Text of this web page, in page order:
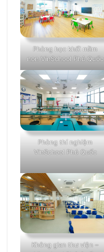
Phòng học khối mầm
non VinSchool Phú Quốc
Phòng thí nghiệm
VinSchool Phú Quốc
Không gian thư viện –